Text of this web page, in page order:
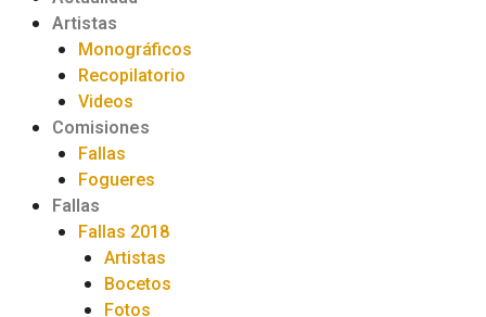
Artistas
Monográficos
Recopilatorio
Videos
Comisiones
Fallas
Fogueres
Fallas
Fallas 2018
Artistas
Bocetos
Fotos